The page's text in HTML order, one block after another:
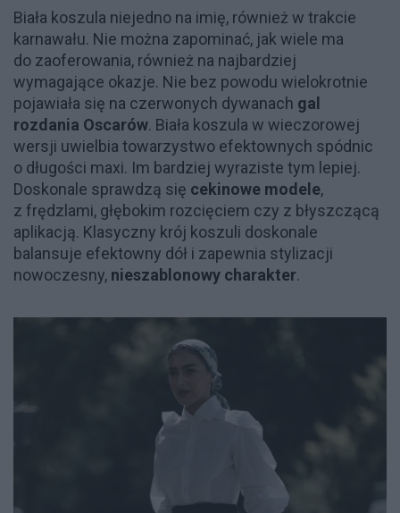
Biała koszula niejedno na imię, również w trakcie
karnawału. Nie można zapominać, jak wiele ma
do zaoferowania, również na najbardziej
wymagające okazje. Nie bez powodu wielokrotnie
pojawiała się na czerwonych dywanach gal
rozdania Oscarów. Biała koszula w wieczorowej
wersji uwielbia towarzystwo efektownych spódnic
o długości maxi. Im bardziej wyraziste tym lepiej.
Doskonale sprawdzą się cekinowe modele,
z frędzlami, głębokim rozcięciem czy z błyszczącą
aplikacją. Klasyczny krój koszuli doskonale
balansuje efektowny dół i zapewnia stylizacji
nowoczesny, nieszablonowy charakter.